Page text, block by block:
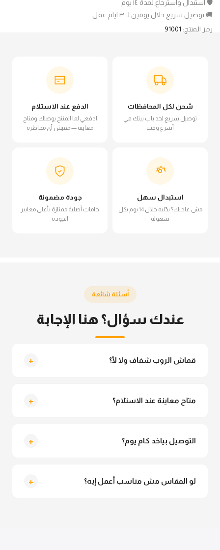
🛡️ استبدال واسترجاع لمدة ١٤ يوم
🚚 توصيل سريع خلال يومين لـ ٣ ايام عمل
رمز المنتج: 91001
شحن لكل المحافظات
توصيل سريع لحد باب بيتك في
أسرع وقت
الدفع عند الاستلام
ادفعي لما المنتج يوصلك ومتاح
معاينة — مفيش أي مخاطرة
استبدال سهل
مش عاجبك؟ بدّليه خلال 14 يوم بكل
سهولة
جودة مضمونة
خامات أصلية ممتازة بأعلى معايير
الجودة
أسئلة شائعة
عندك سؤال؟ هنا الإجابة
قماش الروب شفاف ولا لأ؟ +
متاح معاينة عند الاستلام؟ +
التوصيل بياخد كام يوم؟ +
لو المقاس مش مناسب أعمل إيه؟ +